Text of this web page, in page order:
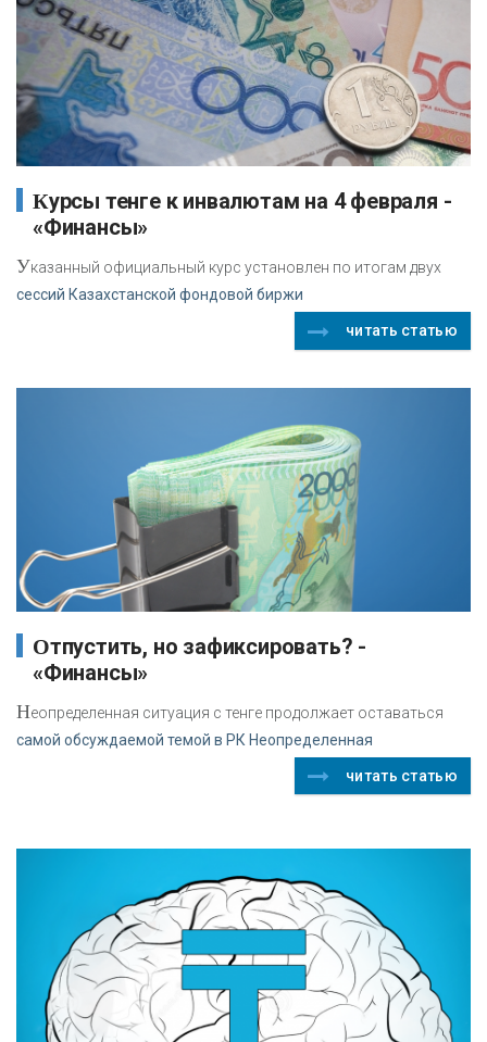
Курсы тенге к инвалютам на 4 февраля -
«Финансы»
Указанный официальный курс установлен по итогам двух
сессий Казахстанской фондовой биржи
читать статью
Отпустить, но зафиксировать? -
«Финансы»
Неопределенная ситуация с тенге продолжает оставаться
самой обсуждаемой темой в РК Неопределенная
читать статью